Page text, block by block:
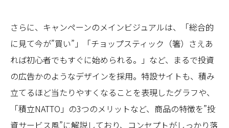
さらに、キャンペーンのメインビジュアルは、「総合的
に見て今が”買い”」「チョップスティック（箸）さえあ
れば初心者でもすぐに始められる。」など、まるで投資
の広告かのようなデザインを採用。特設サイトも、積み
立てるほど当たりやすくなることを表現したグラフや、
「積立NATTO」の3つのメリットなど、商品の特徴を”投
資サービス風”に解説しており、コンセプトがしっかり落